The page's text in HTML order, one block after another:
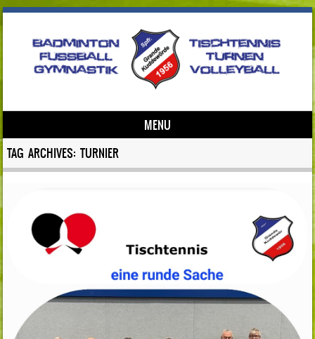
MENU
Skip to content
TAG ARCHIVES:TURNIER